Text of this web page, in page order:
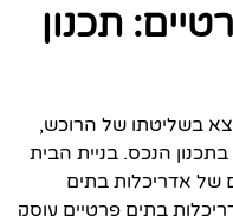
תכנון
בשליטתו של הרוכש,
הנכס. בניית הבית
של אדריכלות בתים
בתים פרטיים עוסק